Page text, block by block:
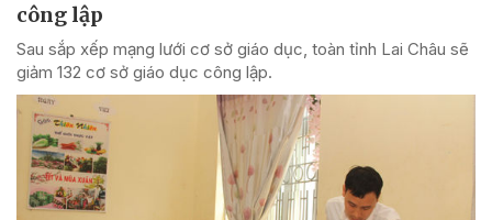
công lập
Sau sắp xếp mạng lưới cơ sở giáo dục, toàn tỉnh Lai Châu sẽ
giảm 132 cơ sở giáo dục công lập.